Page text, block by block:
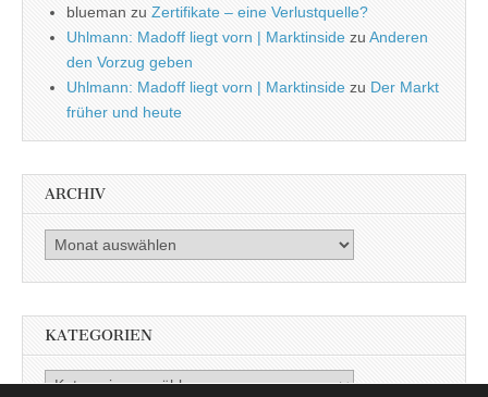
blueman zu Zertifikate – eine Verlustquelle?
Uhlmann: Madoff liegt vorn | Marktinside zu Anderen
den Vorzug geben
Uhlmann: Madoff liegt vorn | Marktinside zu Der Markt
früher und heute
ARCHIV
Archiv
KATEGORIEN
Kategorien